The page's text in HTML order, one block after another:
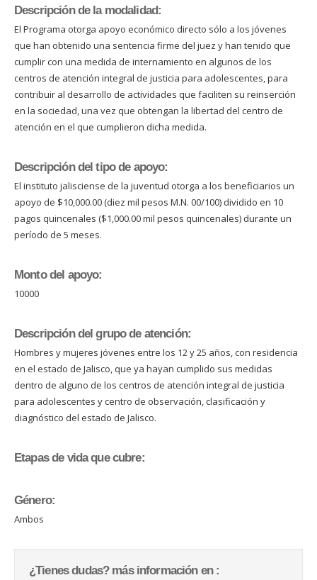
Descripción de la modalidad:
El Programa otorga apoyo económico directo sólo a los jóvenes
que han obtenido una sentencia firme del juez y han tenido que
cumplir con una medida de internamiento en algunos de los
centros de atención integral de justicia para adolescentes, para
contribuir al desarrollo de actividades que faciliten su reinserción
en la sociedad, una vez que obtengan la libertad del centro de
atención en el que cumplieron dicha medida.
Descripción del tipo de apoyo:
El instituto jalisciense de la juventud otorga a los beneficiarios un
apoyo de $10,000.00 (diez mil pesos M.N. 00/100) dividido en 10
pagos quincenales ($1,000.00 mil pesos quincenales) durante un
período de 5 meses.
Monto del apoyo:
10000
Descripción del grupo de atención:
Hombres y mujeres jóvenes entre los 12 y 25 años, con residencia
en el estado de Jalisco, que ya hayan cumplido sus medidas
dentro de alguno de los centros de atención integral de justicia
para adolescentes y centro de observación, clasificación y
diagnóstico del estado de Jalisco.
Etapas de vida que cubre:
Género:
Ambos
¿Tienes dudas? más información en :